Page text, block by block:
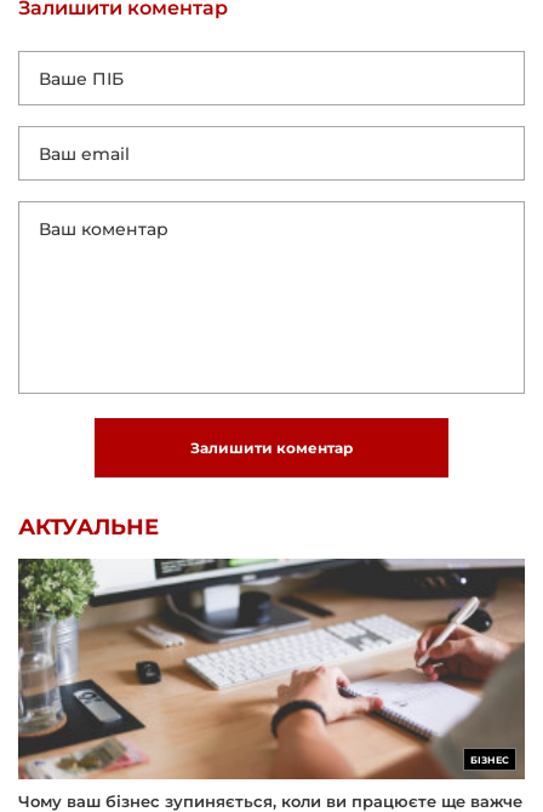
Залишити коментар
Залишити коментар
АКТУАЛЬНЕ
БІЗНЕС
Чому ваш бізнес зупиняється, коли ви працюєте ще важче